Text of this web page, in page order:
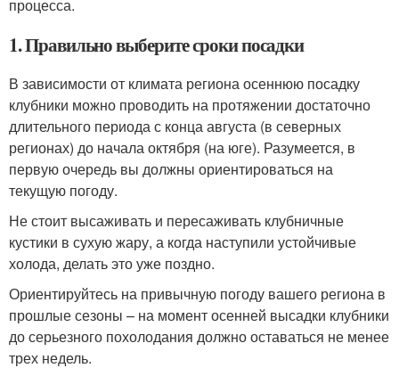
процесса.
1. Правильно выберите сроки посадки
В зависимости от климата региона осеннюю посадку
клубники можно проводить на протяжении достаточно
длительного периода с конца августа (в северных
регионах) до начала октября (на юге). Разумеется, в
первую очередь вы должны ориентироваться на
текущую погоду.
Не стоит высаживать и пересаживать клубничные
кустики в сухую жару, а когда наступили устойчивые
холода, делать это уже поздно.
Ориентируйтесь на привычную погоду вашего региона в
прошлые сезоны – на момент осенней высадки клубники
до серьезного похолодания должно оставаться не менее
трех недель.